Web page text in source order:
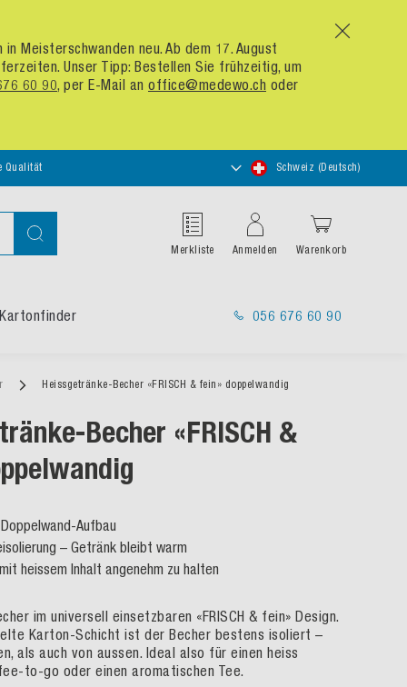
x
Meisterschwanden neu. Ab dem 17. August
Unser Tipp: Bestellen Sie frühzeitig, um
60 90, per E-Mail an office@medewo.ch oder
Qualität
Store
auswählen
Schweiz (Deutsch)
Suche
Merkliste Anmelden Warenkorb
Kartonfinder 056 676 60 90
Heissgetränke-Becher «FRISCH & fein» doppelwandig
Becher «FRISCH &
Aufbau
– Getränk bleibt warm
heissem Inhalt angenehm zu halten
im universell einsetzbaren «FRISCH & fein» Design.
Karton-Schicht ist der Becher bestens isoliert –
als auch von aussen. Ideal also für einen heiss
to-go oder einen aromatischen Tee.